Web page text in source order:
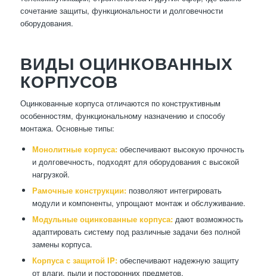
сочетание защиты, функциональности и долговечности
оборудования.
ВИДЫ ОЦИНКОВАННЫХ
КОРПУСОВ
Оцинкованные корпуса отличаются по конструктивным
особенностям, функциональному назначению и способу
монтажа. Основные типы:
Монолитные корпуса:обеспечивают высокую прочность
и долговечность, подходят для оборудования с высокой
нагрузкой.
Рамочные конструкции:позволяют интегрировать
модули и компоненты, упрощают монтаж и обслуживание.
Модульные оцинкованные корпуса:дают возможность
адаптировать систему под различные задачи без полной
замены корпуса.
Корпуса с защитой IP:обеспечивают надежную защиту
от влаги, пыли и посторонних предметов.